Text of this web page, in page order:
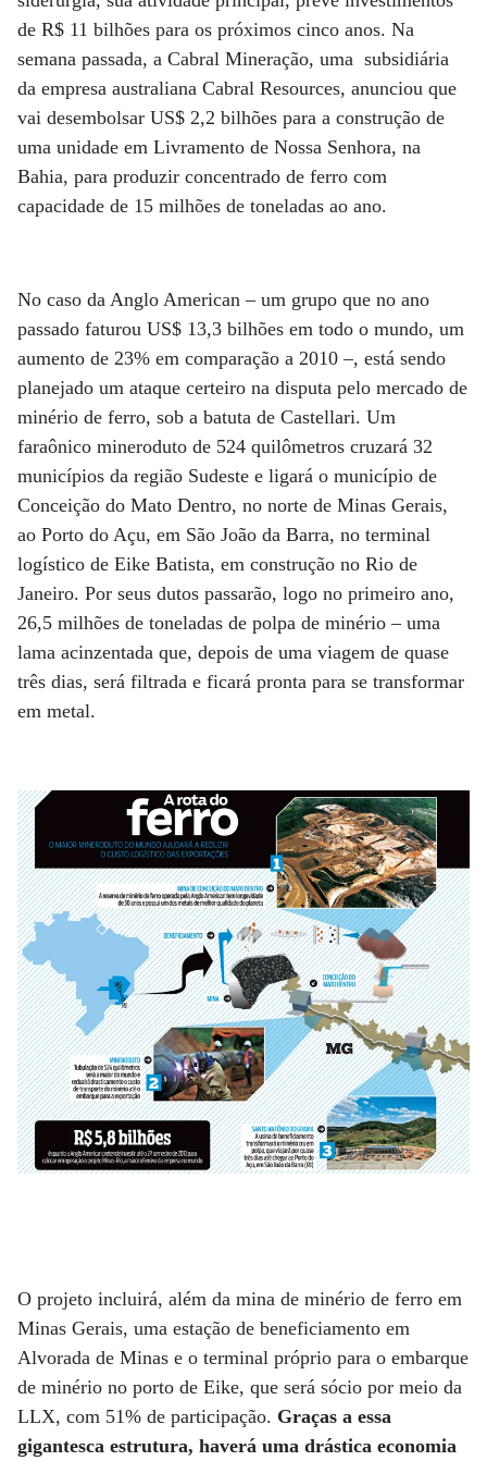
de R$ 11 bilhões para os próximos cinco anos. Na
semana passada, a Cabral Mineração, uma subsidiária
da empresa australiana Cabral Resources, anunciou que
vai desembolsar US$ 2,2 bilhões para a construção de
uma unidade em Livramento de Nossa Senhora, na
Bahia, para produzir concentrado de ferro com
capacidade de 15 milhões de toneladas ao ano.
No caso da Anglo American – um grupo que no ano
passado faturou US$ 13,3 bilhões em todo o mundo, um
aumento de 23% em comparação a 2010 –, está sendo
planejado um ataque certeiro na disputa pelo mercado de
minério de ferro, sob a batuta de Castellari. Um
faraônico mineroduto de 524 quilômetros cruzará 32
municípios da região Sudeste e ligará o município de
Conceição do Mato Dentro, no norte de Minas Gerais,
ao Porto do Açu, em São João da Barra, no terminal
logístico de Eike Batista, em construção no Rio de
Janeiro. Por seus dutos passarão, logo no primeiro ano,
26,5 milhões de toneladas de polpa de minério – uma
lama acinzentada que, depois de uma viagem de quase
três dias, será filtrada e ficará pronta para se transformar
em metal.
O projeto incluirá, além da mina de minério de ferro em
Minas Gerais, uma estação de beneficiamento em
Alvorada de Minas e o terminal próprio para o embarque
de minério no porto de Eike, que será sócio por meio da
LLX, com 51% de participação. Graças a essa
gigantesca estrutura, haverá uma drástica economia